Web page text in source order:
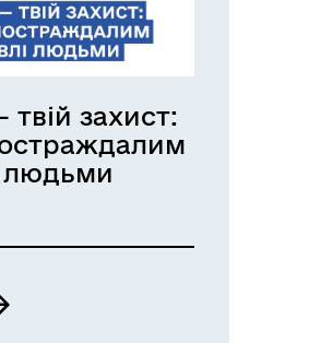
твій захист:
людьми